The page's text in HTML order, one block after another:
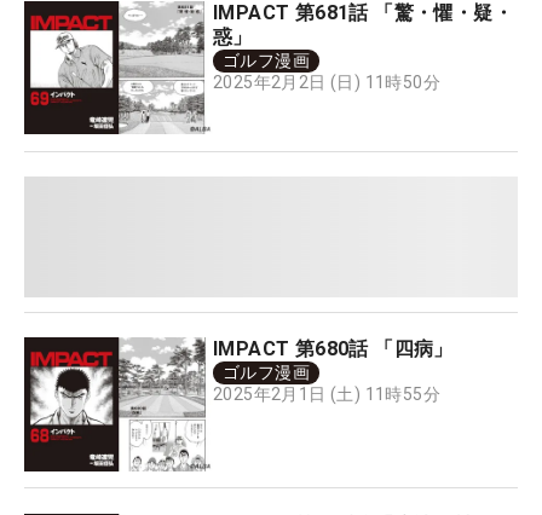
IMPACT 第681話 「驚・懼・疑・
惑」
ゴルフ漫画
2025年2月2日 (日) 11時50分
IMPACT 第680話 「四病」
ゴルフ漫画
2025年2月1日 (土) 11時55分